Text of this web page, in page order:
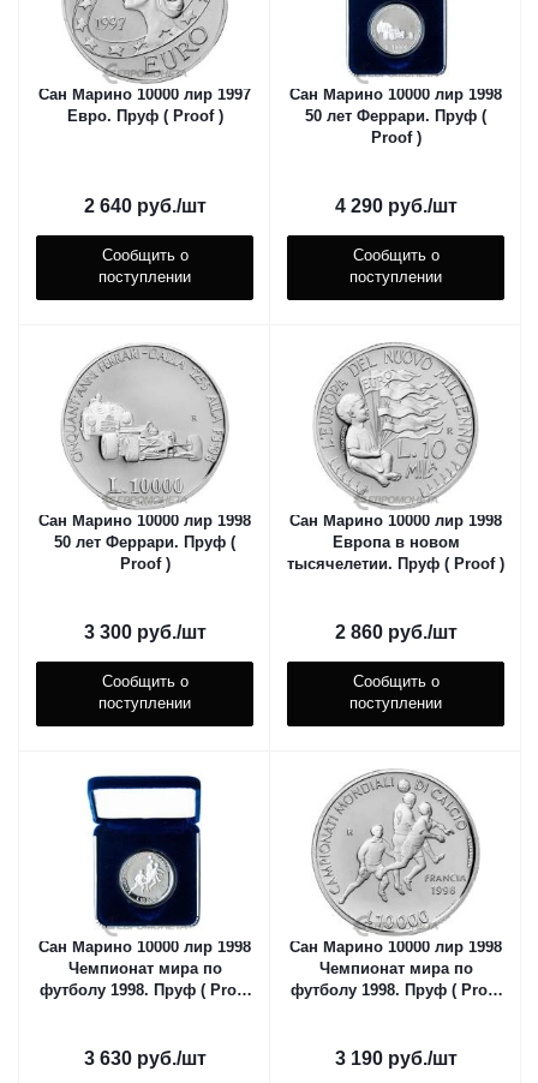
Сан Марино 10000 лир 1997
Евро. Пруф ( Proof )
2 640руб./шт
Сообщить о
поступлении
Сан Марино 10000 лир 1998
50 лет Феррари. Пруф (
Proof )
4 290руб./шт
Сообщить о
поступлении
Сан Марино 10000 лир 1998
50 лет Феррари. Пруф (
Proof )
3 300руб./шт
Сообщить о
поступлении
Сан Марино 10000 лир 1998
Европа в новом
тысячелетии. Пруф ( Proof )
2 860руб./шт
Сообщить о
поступлении
Сан Марино 10000 лир 1998
Чемпионат мира по
футболу 1998. Пруф ( Proof
3 630руб./шт
Сан Марино 10000 лир 1998
Чемпионат мира по
футболу 1998. Пруф ( Proof
3 190руб./шт